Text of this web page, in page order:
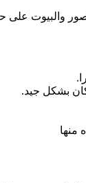
والبيوت
بشكل جيد.
منها